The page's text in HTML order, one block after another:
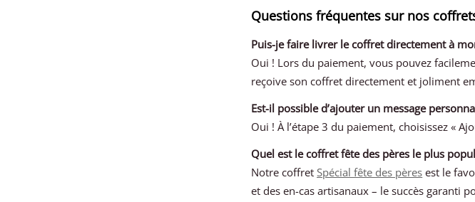
Questions fréquentes sur nos
Puis-je faire livrer le coffret directement à
Oui ! Lors du paiement, vous pouvez
reçoive son coffret directement et joliment
Est-il possible d’ajouter un message
Oui ! À l’étape 3 du paiement, choisissez «
Quel est le coffret fête des pères le plus
Notre coffretSpécial fête des pères est le
et des en-cas artisanaux – le succès garanti